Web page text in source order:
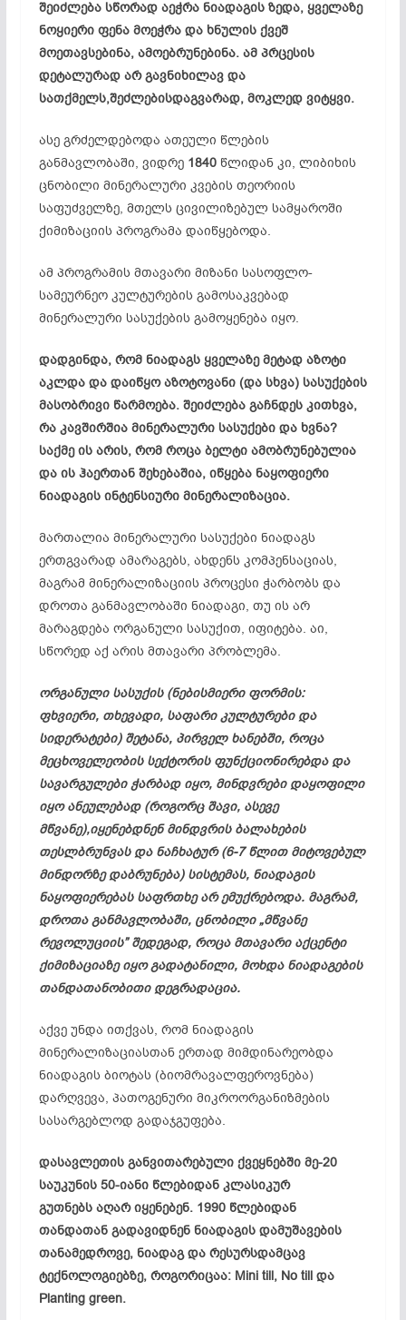
შეიძლება სწორად აეჭრა ნიადაგის ზედა, ყველაზე
ნოყიერი ფენა მოეჭრა და ხნულის ქვეშ
მოეთავსებინა, ამოებრუნებინა. ამ პრცესის
დეტალურად არგავნიხილავდა
სათქმელს,შეძლებისდაგვარად, მოკლედ ვიტყვი.
ასე გრძელდებოდა ათეული წლების
განმავლობაში, ვიდრე 1840წლიდან კი, ლიბიხის
ცნობილი მინერალური კვების თეორიის
საფუძველზე, მთელს ცივილიზებულ სამყაროში
ქიმიზაციისპროგრამა დაიწყებოდა.
ამ პროგრამის მთავარი მიზანი სასოფლო-
სამეურნეო კულტურების გამოსაკვებად
მინერალური სასუქების გამოყენება იყო.
დადგინდა, რომ ნიადაგს ყველაზე მეტად აზოტი
აკლდა და დაიწყო აზოტოვანი (და სხვა) სასუქების
მასობრივი წარმოება. შეიძლება გაჩნდეს კითხვა,
რა კავშირშია მინერალური სასუქები და ხვნა?
საქმე ის არის, რომ როცა ბელტი ამობრუნებულია
და ის ჰაერთან შეხებაშია, იწყება ნაყოფიერი
ნიადაგის ინტენსიური მინერალიზაცია.
მართალია მინერალური სასუქები ნიადაგს
ერთგვარად ამარაგებს, ახდენს კომპენსაციას,
მაგრამ მინერალიზაციისპროცესი ჭარბობს და
დროთა განმავლობაში ნიადაგი, თუ ის არ
მარაგდება ორგანული სასუქით, იფიტება. აი,
სწორედ აქ არის მთავარი პრობლემა.
ორგანული სასუქის (ნებისმიერი ფორმის:
ფხვიერი, თხევადი, საფარი კულტურები და
სიდერატები) შეტანა, პირველ ხანებში, როცა
მეცხოველეობის სექტორის ფუნქციონირებდა და
სავარგულები ჭარბად იყო, მინდვრები დაყოფილი
იყოანეულებად(როგორც შავი, ასევე
მწვანე),იყენებდნენ მინდვრის ბალახების
თესლბრუნვას და ნაჩხატურ(6-7 წლით მიტოვებულ
მინდორზე დაბრუნება) სისტემას, ნიადაგის
ნაყოფიერებას საფრთხე არ ემუქრებოდა. მაგრამ,
დროთა განმავლობაში, ცნობილი „მწვანე
რევოლუციის” შედეგად, როცა მთავარი აქცენტი
ქიმიზაციაზეიყო გადატანილი, მოხდა ნიადაგების
თანდათანობითი დეგრადაცია.
აქვე უნდა ითქვას, რომ ნიადაგის
მინერალიზაციასთანერთად მიმდინარეობდა
ნიადაგის ბიოტას(ბიომრავალფეროვნება)
დარღვევა, პათოგენური მიკროორგანიზმების
სასარგებლოდ გადაჯგუფება.
დასავლეთის განვითარებული ქვეყნებში მე-20
საუკუნის 50-იანი წლებიდან კლასიკურ
გუთნებსაღარიყენებენ​. 1990 წლებიდან
თანდათან გადავიდნენ ნიადაგის დამუშავების
თანამედროვე, ნიადაგ და რესურსდამცავ
ტექნოლოგიებზე, როგორიცაა: Mini till, No till და
Planting green.